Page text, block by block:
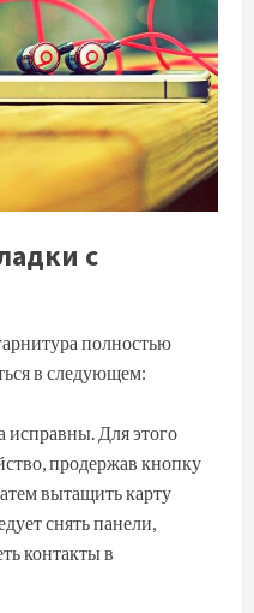
с
полностью
в следующем:
исправны. Для этого
продержав кнопку
вытащить карту
снять панели,
контакты в